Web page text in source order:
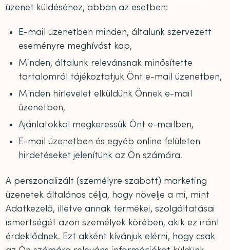
üzenet küldéséhez, abban az esetben:
E-mail üzenetben minden, általunk szervezett
eseményre meghívást kap,
Minden, általunk relevánsnak minősítette
tartalomról tájékoztatjuk Önt e-mail üzenetben,
Minden hírlevelet elküldünk Önnek e-mail
üzenetben,
Ajánlatokkal megkeressük Önt e-mailben,
E-mail üzenetben és egyéb online felületen
hirdetéseket jelenítünk az Ön számára.
A perszonalizált (személyre szabott) marketing
üzenetek általános célja, hogy növelje a mi, mint
Adatkezelő, illetve annak termékei, szolgáltatásai
ismertségét azon személyek körében, akik ez iránt
érdeklődnek. Ezt akként kívánjuk elérni, hogy csak